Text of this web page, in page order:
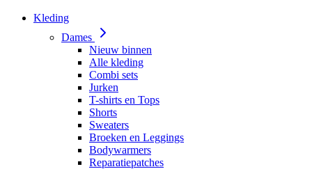
Kleding
Dames
Nieuw binnen
Alle kleding
Combi sets
Jurken
T-shirts en Tops
Shorts
Sweaters
Broeken en Leggings
Bodywarmers
Reparatiepatches